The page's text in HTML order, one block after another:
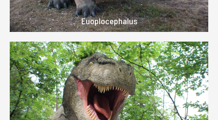
Euoplocephalus